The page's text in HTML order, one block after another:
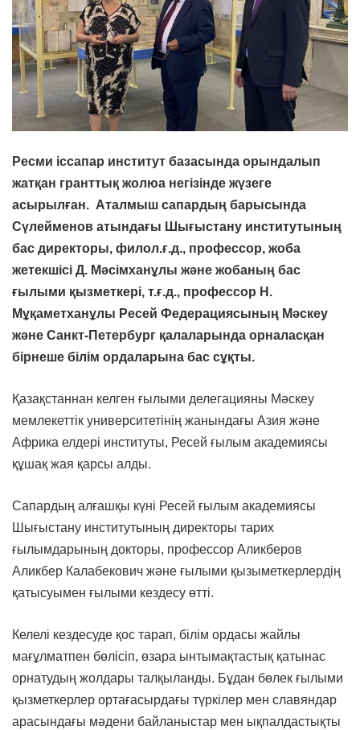
Ресми іссапар институт базасында орындалып
жатқан гранттық жолюа негізінде жүзеге
асырылған. Аталмыш сапардың барысында
Сүлейменов атындағы Шығыстану институтының
бас директоры, филол.ғ.д., профессор, жоба
жетекшісі Д. Мәсімханұлы және жобаның бас
ғылыми қызметкері, т.ғ.д., профессор Н.
Мұқаметханұлы Ресей Федерациясының Мәскеу
және Санкт-Петербург қалаларында орналасқан
бірнеше білім ордаларына бас сұқты.
Қазақстаннан келген ғылыми делегацияны Мәскеу
мемлекеттік университетінің жанындағы Азия және
Африка елдері институты, Ресей ғылым академиясы
құшақ жая қарсы алды.
Сапардың алғашқы күні Ресей ғылым академиясы
Шығыстану институтының директоры тарих
ғылымдарының докторы, профессор Аликберов
Аликбер Калабекович және ғылыми қызыметкерлердің
қатысуымен ғылыми кездесу өтті.
Келелі кездесуде қос тарап, білім ордасы жайлы
мағұлматпен бөлісіп, өзара ынтымақтастық қатынас
орнатудың жолдары талқыланды. Бұдан бөлек ғылыми
қызметкерлер ортағасырдағы түркілер мен славяндар
арасындағы мәдени байланыстар мен ықпалдастықты